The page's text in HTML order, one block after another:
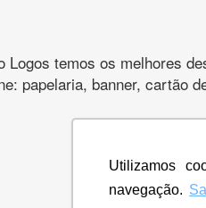
Utilizamos
navegação.
Logos temos os melhores
papelaria, banner, cartão